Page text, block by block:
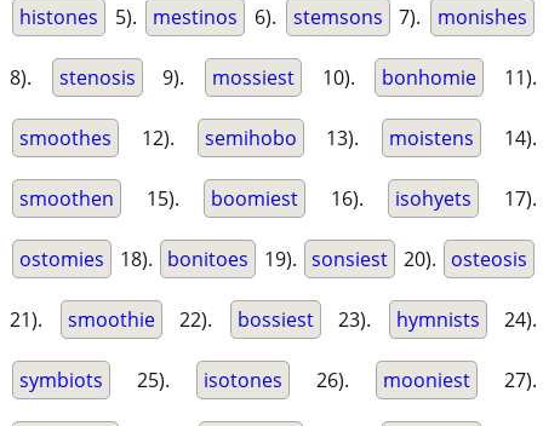
histones 5). mestinos 6). stemsons 7). monishes
8). stenosis 9). mossiest 10). bonhomie 11).
smoothes 12). semihobo 13). moistens 14).
smoothen 15). boomiest 16). isohyets 17).
ostomies 18). bonitoes 19). sonsiest 20). osteosis
21). smoothie 22). bossiest 23). hymnists 24).
symbiots 25). isotones 26). mooniest 27).